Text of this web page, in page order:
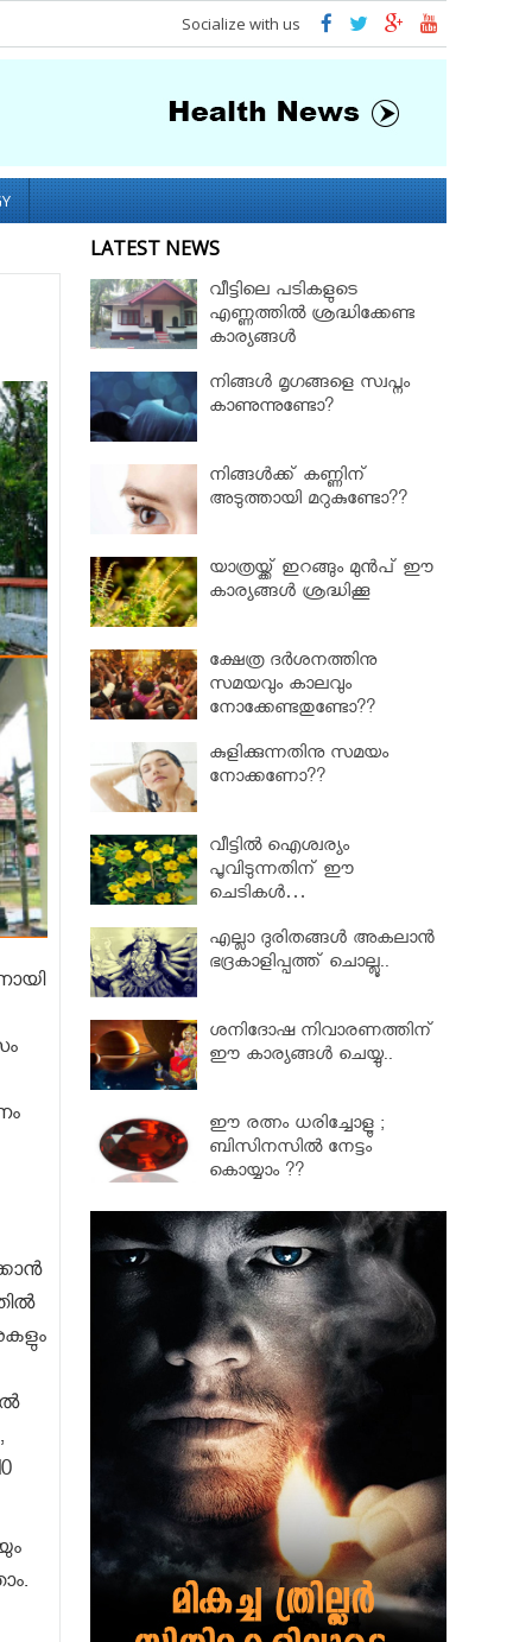
Socialize with us
LATEST NEWS
വീട്ടിലെ പടികളുടെ
എണ്ണത്തിൽ ശ്രദ്ധിക്കേണ്ട
കാര്യങ്ങൾ
നിങ്ങള്‍ മൃഗങ്ങളെ സ്വപ്നം
കാണുന്നുണ്ടോ?
നിങ്ങൾക്ക് കണ്ണിന്
അടുത്തായി മറുകുണ്ടോ??
യാത്രയ്ക്ക് ഇറങ്ങും മുൻപ് ഈ
കാര്യങ്ങൾ ശ്രദ്ധിക്കൂ
ക്ഷേത്ര ദർശനത്തിനു
സമയവും കാലവും
നോക്കേണ്ടതുണ്ടോ??
കുളിക്കുന്നതിനു സമയം
നോക്കണോ??
വീട്ടിൽ ഐശ്വര്യം
പൂവിടുന്നതിന് ഈ
ചെടികൾ…
എല്ലാ ദുരിതങ്ങൾ അകലാൻ
ഭദ്രകാളിപ്പത്ത് ചൊല്ലൂ..
ശനിദോഷ നിവാരണത്തിന്
ഈ കാര്യങ്ങൾ ചെയ്യു..
ഈ രത്നം ധരിച്ചോളൂ ;
ബിസിനസിൽ നേട്ടം
കൊയ്യാം ??